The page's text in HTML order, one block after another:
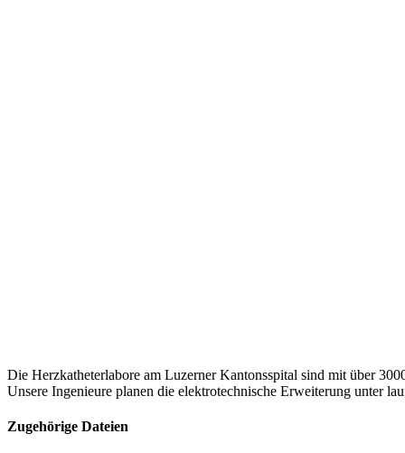
Die Herzkatheterlabore am Luzerner Kantonsspital sind mit über
Unsere Ingenieure planen die elektrotechnische Erweiterung unter
Zugehörige Dateien